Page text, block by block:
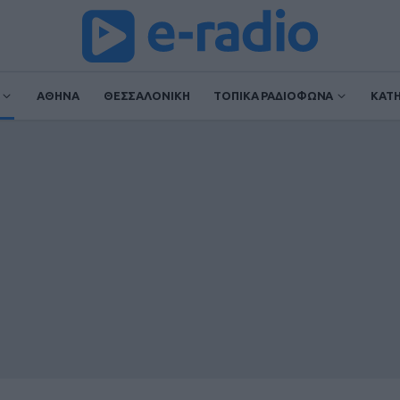
ΑΘΗΝΑ ΘΕΣΣΑΛΟΝΙΚΗ ΤΟΠΙΚΑ ΡΑΔΙΟΦΩΝΑ